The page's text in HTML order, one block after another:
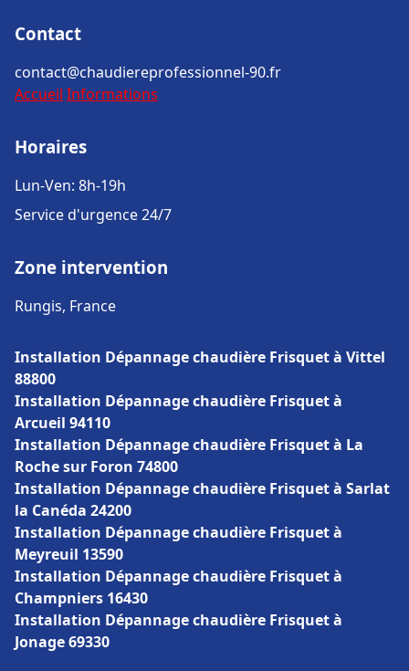
Contact
contact@chaudiereprofessionnel-90.fr
Accueil Informations
Horaires
Lun-Ven: 8h-19h
Service d'urgence 24/7
Zone intervention
Rungis, France
Installation Dépannage chaudière Frisquet à Vittel
88800
Installation Dépannage chaudière Frisquet à
Arcueil 94110
Installation Dépannage chaudière Frisquet à La
Roche sur Foron 74800
Installation Dépannage chaudière Frisquet à Sarlat
la Canéda 24200
Installation Dépannage chaudière Frisquet à
Meyreuil 13590
Installation Dépannage chaudière Frisquet à
Champniers 16430
Installation Dépannage chaudière Frisquet à
Jonage 69330